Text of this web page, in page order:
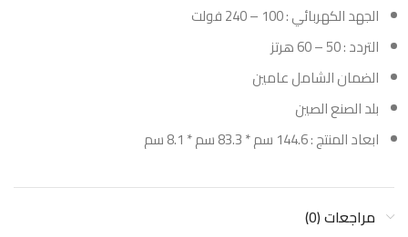
الجهد الكهربائي : 100 – 240 فولت
التردد : 50 – 60 هرتز
الضمان الشامل عامين
بلد الصنع الصين
ابعاد المنتج : 144.6 سم * 83.3 سم * 8.1 سم
مراجعات (0)